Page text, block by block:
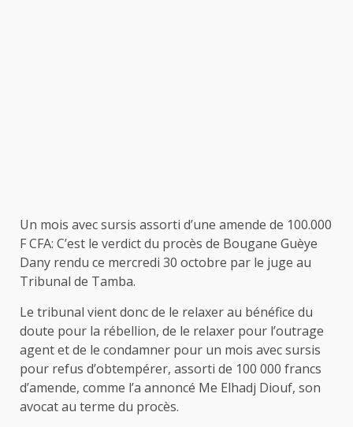
Un mois avec sursis assorti d’une amende de 100.000
F CFA: C’est le verdict du procès de Bougane Guèye
Dany rendu ce mercredi 30 octobre par le juge au
Tribunal de Tamba.
Le tribunal vient donc de le relaxer au bénéfice du
doute pour la rébellion, de le relaxer pour l’outrage
agent et de le condamner pour un mois avec sursis
pour refus d’obtempérer, assorti de 100 000 francs
d’amende, comme l’a annoncé Me Elhadj Diouf, son
avocat au terme du procès.